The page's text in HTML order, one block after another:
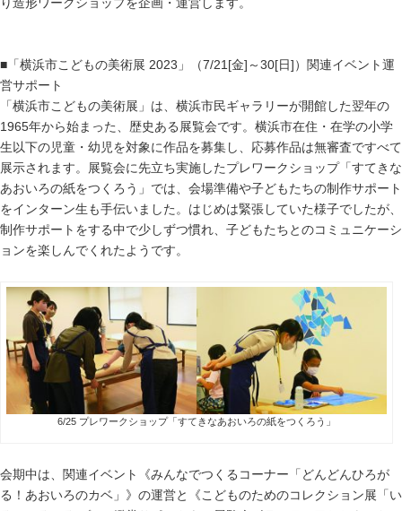
り造形ワークショップを企画・運営します。
■「横浜市こどもの美術展 2023 」 （7/21[金]～30[日]） 関連イベント運
営サポート
「横浜市こどもの美術展」は、横浜市民ギャラリーが開館した翌年の
1965年から始まった、歴史ある展覧会です。横浜市在住・在学の小学
生以下の児童・幼児を対象に作品を募集し、応募作品は無審査ですべて
展示されます。 展覧会に先立ち実施したプレワークショップ「すてきな
あおいろの紙をつくろう」では、会場準備や子どもたちの制作サポート
をインターン生も手伝いました。はじめは緊張していた様子でしたが、
制作サポートをする中で少しずつ慣れ、子どもたちとのコミュニケーシ
ョンを楽しんでくれたようです。
6/25 プレワークショップ「すてきなあおいろの紙をつくろう」
会期中は、関連イベント《みんなでつくるコーナー「どんどんひろが
る！あおいろのカベ」》の運営と《こどものためのコレクション展「い